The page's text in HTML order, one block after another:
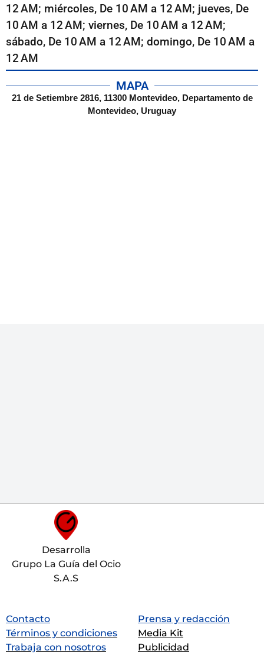
12 AM; miércoles, De 10 AM a 12 AM; jueves, De
10 AM a 12 AM; viernes, De 10 AM a 12 AM;
sábado, De 10 AM a 12 AM; domingo, De 10 AM a
12 AM
MAPA
21 de Setiembre 2816, 11300 Montevideo, Departamento de
Montevideo, Uruguay
Desarrolla
Grupo La Guía del Ocio
S.A.S
Contacto
Términos y condiciones
Trabaja con nosotros
Prensa y redacción
Media Kit
Publicidad